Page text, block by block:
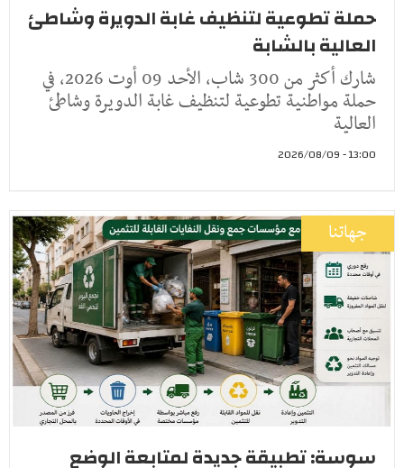
حملة تطوعية لتنظيف غابة الدويرة وشاطئ
العالية بالشابة
شارك أكثر من 300 شاب، الأحد 09 أوت 2026، في
حملة مواطنية تطوعية لتنظيف غابة الدويرة وشاطئ
العالية
13:00 - 2026/08/09
جهاتنا
سوسة: تطبيقة جديدة لمتابعة الوضع